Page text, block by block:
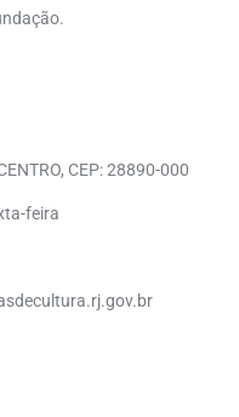
CEP: 28890-000
feira